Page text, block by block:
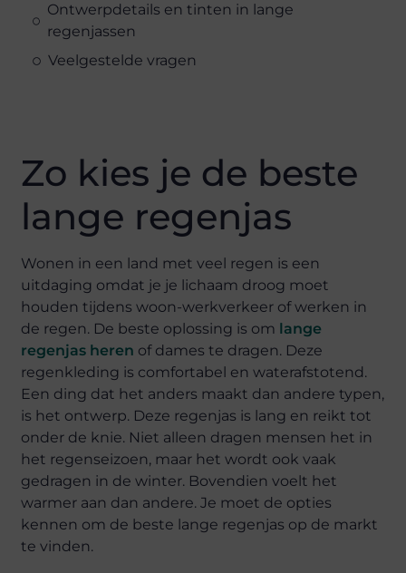
Ontwerpdetails en tinten in lange
regenjassen
Veelgestelde vragen
Zo kies je de beste
lange regenjas
Wonen in een land met veel regen is een
uitdaging omdat je je lichaam droog moet
houden tijdens woon-werkverkeer of werken in
de regen. De beste oplossing is om lange
regenjas heren of dames te dragen. Deze
regenkleding is comfortabel en waterafstotend.
Een ding dat het anders maakt dan andere typen,
is het ontwerp. Deze regenjas is lang en reikt tot
onder de knie. Niet alleen dragen mensen het in
het regenseizoen, maar het wordt ook vaak
gedragen in de winter. Bovendien voelt het
warmer aan dan andere. Je moet de opties
kennen om de beste lange regenjas op de markt
te vinden.